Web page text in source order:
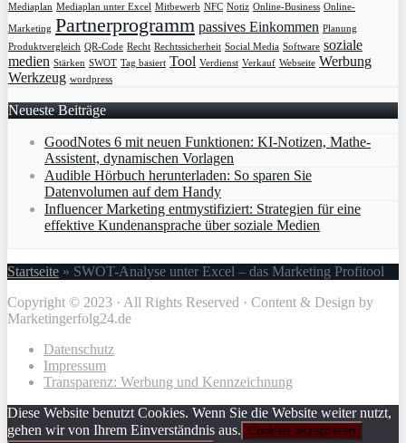
Mediaplan Mediaplan unter Excel Mitbewerb NFC Notiz Online-Business Online-
Marketing Partnerprogramm passives Einkommen Planung
Produktvergleich QR-Code Recht Rechtssicherheit Social Media Software soziale
medien Stärken SWOT Tag basiert Tool Verdienst Verkauf Webseite Werbung
Werkzeug wordpress
Neueste Beiträge
GoodNotes 6 mit neuen Funktionen: KI-Notizen, Mathe-
Assistent, dynamischen Vorlagen
Audible Hörbuch herunterladen: So sparen Sie
Datenvolumen auf dem Handy
Influencer Marketing entmystifiziert: Strategien für eine
effektive Kundenansprache über soziale Medien
Startseite » SWOT-Analyse unter Excel – das Marketing Profitool
Copyright © 2023 · All Rights Reserved · Content & Design by
Marketingerfolg24.de
Datenschutz
Impressum
Transparenz: Werbung und Kennzeichnung
Diese Website benutzt Cookies. Wenn Sie die Website weiter nutzt,
gehen wir von Ihrem Einverständnis aus. Cookies akzeptieren